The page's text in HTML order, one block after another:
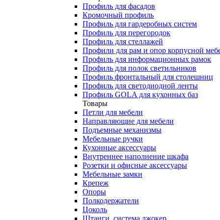
Профиль для фасадов
Кромочный профиль
Профиль для гардеробных систем
Профиль для перегородок
Профиль для стеллажей
Профили для рам и опор корпусной
Профиль для информационных рамок
Профиль для полок светильников
Профиль фронтальный для столешниц
Профиль для светодиодной ленты
Профиль GOLA для кухонных баз
Товары
Петли для мебели
Направляющие для мебели
Подъемные механизмы
Мебельные ручки
Кухонные аксессуары
Внутреннее наполнение шкафа
Розетки и офисные аксессуары
Мебельные замки
Крепеж
Опоры
Полкодержатели
Цоколь
Штанги, система джокер